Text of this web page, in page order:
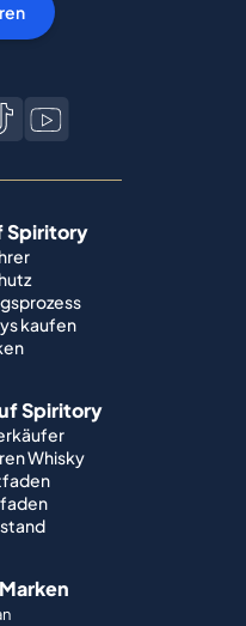
Spiritory
kaufen
Spiritory
Whisky